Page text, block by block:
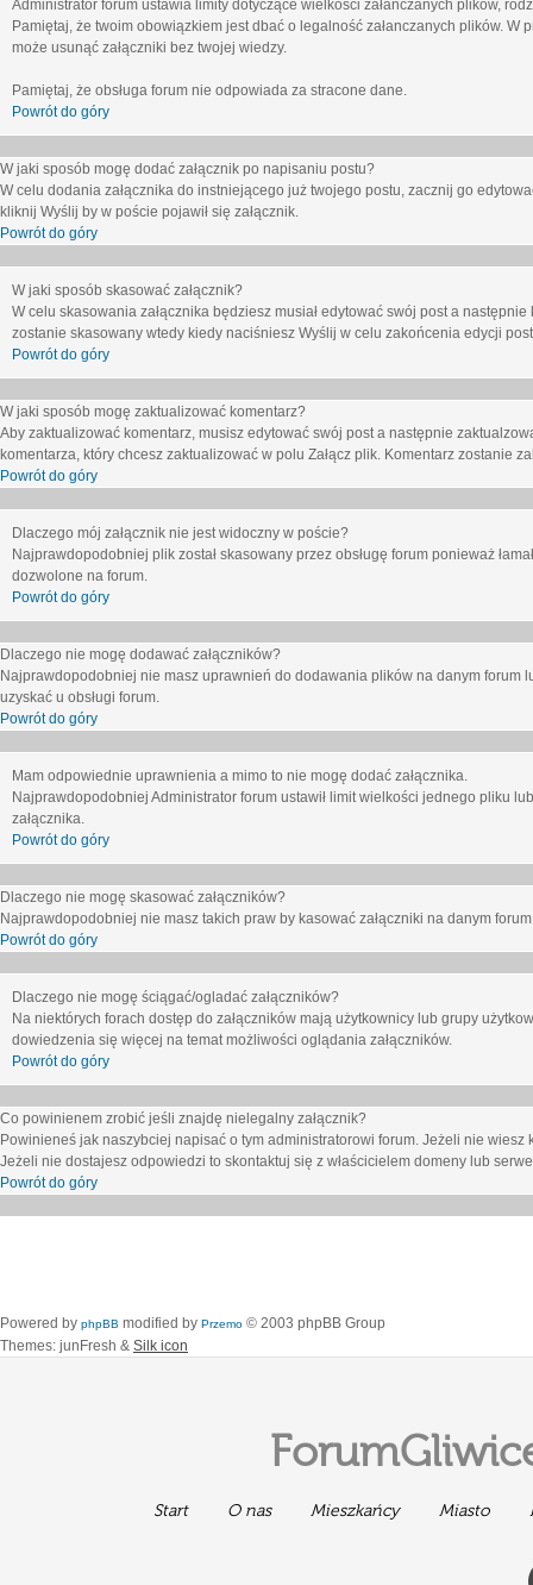
Administrator forum ustawia limity dotyczące wielkości załanczanych plików,
Pamiętaj, że twoim obowiązkiem jest dbać o legalność załanczanych plików.
może usunąć załączniki bez twojej wiedzy.
Pamiętaj, że obsługa forum nie odpowiada za stracone dane.
Powrót do góry
W jaki sposób mogę dodać załącznik po napisaniu postu?
W celu dodania załącznika do instniejącego już twojego postu, zacznij go
kliknij Wyślij by w poście pojawił się załącznik.
Powrót do góry
W jaki sposób skasować załącznik?
W celu skasowania załącznika będziesz musiał edytować swój post a
zostanie skasowany wtedy kiedy naciśniesz Wyślij w celu zakońcenia edycji
Powrót do góry
W jaki sposób mogę zaktualizować komentarz?
Aby zaktualizować komentarz, musisz edytować swój post a następnie
komentarza, który chcesz zaktualizować w polu Załącz plik. Komentarz zostanie
Powrót do góry
Dlaczego mój załącznik nie jest widoczny w poście?
Najprawdopodobniej plik został skasowany przez obsługę forum ponieważ
dozwolone na forum.
Powrót do góry
Dlaczego nie mogę dodawać załączników?
Najprawdopodobniej nie masz uprawnień do dodawania plików na danym forum
uzyskać u obsługi forum.
Powrót do góry
Mam odpowiednie uprawnienia a mimo to nie mogę dodać załącznika.
Najprawdopodobniej Administrator forum ustawił limit wielkości jednego pliku
załącznika.
Powrót do góry
Dlaczego nie mogę skasować załączników?
Najprawdopodobniej nie masz takich praw by kasować załączniki na danym
Powrót do góry
Dlaczego nie mogę ściągać/ogladać załączników?
Na niektórych forach dostęp do załączników mają użytkownicy lub grupy
dowiedzenia się więcej na temat możliwości oglądania załączników.
Powrót do góry
Co powinienem zrobić jeśli znajdę nielegalny załącznik?
Powinieneś jak naszybciej napisać o tym administratorowi forum. Jeżeli nie
Jeżeli nie dostajesz odpowiedzi to skontaktuj się z właścicielem domeny lub
Powrót do góry
Powered by phpBB modified by Przemo © 2003 phpBB Group
Themes: junFresh & Silk icon
Start O nas Mieszkańcy Miasto